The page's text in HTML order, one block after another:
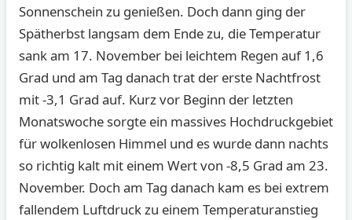
Sonnenschein zu genießen. Doch dann ging der
Spätherbst langsam dem Ende zu, die Temperatur
sank am 17. November bei leichtem Regen auf 1,6
Grad und am Tag danach trat der erste Nachtfrost
mit -3,1 Grad auf. Kurz vor Beginn der letzten
Monatswoche sorgte ein massives Hochdruckgebiet
für wolkenlosen Himmel und es wurde dann nachts
so richtig kalt mit einem Wert von -8,5 Grad am 23.
November. Doch am Tag danach kam es bei extrem
fallendem Luftdruck zu einem Temperaturanstieg